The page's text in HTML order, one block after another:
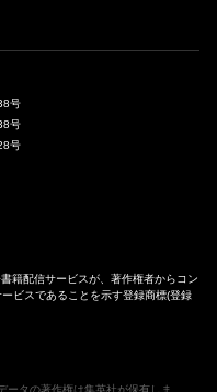
号
号
号
籍配信サービスが、著作権者からコン
ビスであることを示す登録商標(登録